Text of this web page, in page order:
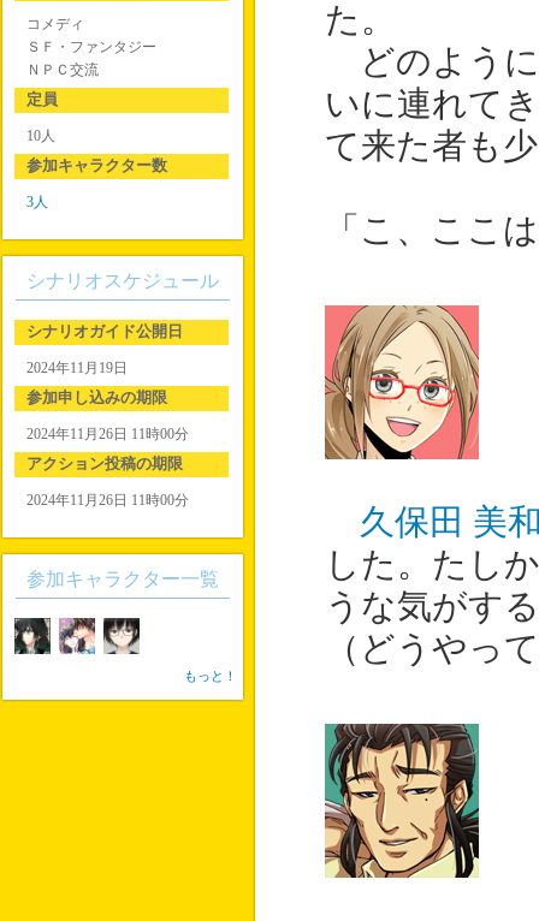
た。
どのように
いに連れて
て来た者も
「こ、ここ
久保田 美
した。たし
うな気がす
（どうやっ
コメディ
ＳＦ・ファンタジー
ＮＰＣ交流
定員
10人
参加キャラクター数
3人
シナリオスケジュール
シナリオガイド公開日
2024年11月19日
参加申し込みの期限
2024年11月26日 11時00分
アクション投稿の期限
2024年11月26日 11時00分
参加キャラクター一覧
もっと！